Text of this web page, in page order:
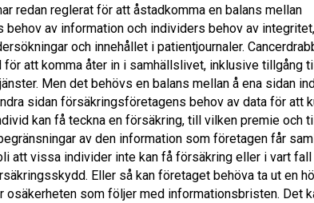
redan reglerat för att åstadkomma en balans mellan
av information och individers behov av
och innehållet i patientjournaler.
att komma åter in i samhällslivet, inklusive tillgång
Men det behövs en balans mellan å ena sidan
sidan försäkringsföretagens behov av data för att
kan få teckna en försäkring, till vilken premie och
av den information som företagen får
att vissa individer inte kan få försäkring eller i vart fall
Eller så kan företaget behöva ta ut en
osäkerheten som följer med informationsbristen. Det